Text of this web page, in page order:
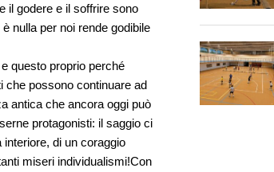
il godere e il soffrire sono
nulla per noi rende godibile
questo proprio perché
che possono continuare ad
antica che ancora oggi può
protagonisti: il saggio ci
di un coraggio
miseri individualismi!Con